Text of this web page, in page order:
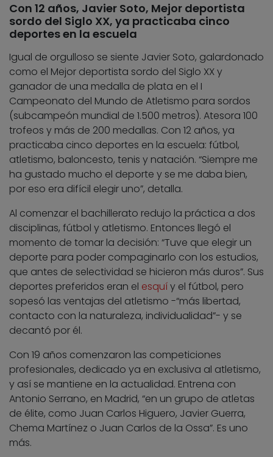
Con 12 años, Javier Soto, Mejor deportista
sordo del Siglo XX, ya practicaba cinco
deportes en la escuela
Igual de orgulloso se siente Javier Soto, galardonado
como el Mejor deportista sordo del Siglo XX y
ganador de una medalla de plata en el I
Campeonato del Mundo de Atletismo para sordos
(subcampeón mundial de 1.500 metros). Atesora 100
trofeos y más de 200 medallas. Con 12 años, ya
practicaba cinco deportes en la escuela: fútbol,
atletismo, baloncesto, tenis y natación. “Siempre me
ha gustado mucho el deporte y se me daba bien,
por eso era difícil elegir uno”, detalla.
Al comenzar el bachillerato redujo la práctica a dos
disciplinas, fútbol y atletismo. Entonces llegó el
momento de tomar la decisión: “Tuve que elegir un
deporte para poder compaginarlo con los estudios,
que antes de selectividad se hicieron más duros”. Sus
deportes preferidos eran el esquíy el fútbol, pero
sopesó las ventajas del atletismo -“más libertad,
contacto con la naturaleza, individualidad”- y se
decantó por él.
Con 19 años comenzaron las competiciones
profesionales, dedicado ya en exclusiva al atletismo,
y así se mantiene en la actualidad. Entrena con
Antonio Serrano, en Madrid, “en un grupo de atletas
de élite, como Juan Carlos Higuero, Javier Guerra,
Chema Martínez o Juan Carlos de la Ossa”. Es uno
más.